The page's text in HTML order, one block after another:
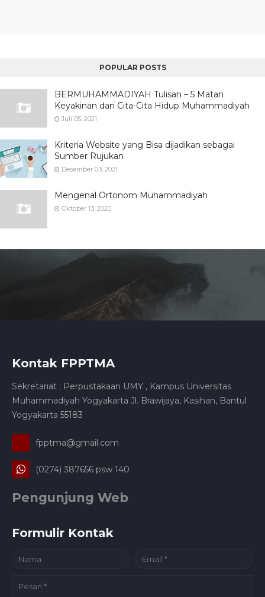
POPULAR POSTS
BERMUHAMMADIYAH Tulisan – 5 Matan
Keyakinan dan Cita-Cita Hidup Muhammadiyah
Juli 05, 2021
Kriteria Website yang Bisa dijadikan sebagai
Sumber Rujukan
Desember 03, 2021
Mengenal Ortonom Muhammadiyah
Oktober 13, 2020
Kontak FPPTMA
Sekretariat : Perpustakaan UMY , Kampus Universitas
Muhammadiyah Yogyakarta Jl. Brawijaya, Kasihan, Bantul
Yogyakarta 55183
fpptma@gmail.com
(0274) 387656 psw 140
Pengunjung Web
Formulir Kontak